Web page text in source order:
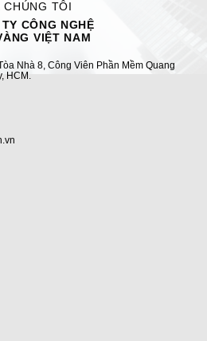
CHÚNG TÔI
CÔNG NGHỆ
VIỆT NAM
Nhà 8, Công Viên Phần Mềm Quang
HCM.